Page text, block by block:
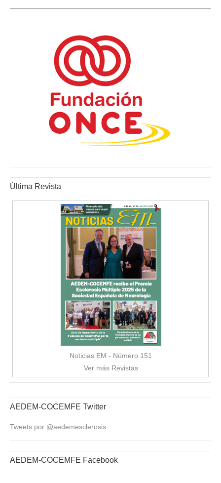
Última Revista
Noticias EM - Número 151
Ver más Revistas
AEDEM-COCEMFE Twitter
Tweets por @aedemesclerosis
AEDEM-COCEMFE Facebook